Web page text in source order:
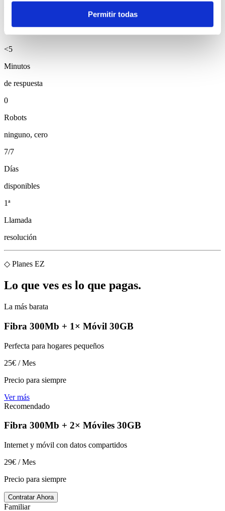
Permitir todas
Personas atendiendo a personas.
<5
Minutos
de respuesta
0
Robots
ninguno, cero
7/7
Días
disponibles
1ª
Llamada
resolución
◇ Planes EZ
Lo que ves es lo que pagas.
La más barata
Fibra 300Mb + 1× Móvil 30GB
Perfecta para hogares pequeños
25€ / Mes
Precio para siempre
Ver más
Recomendado
Fibra 300Mb + 2× Móviles 30GB
Internet y móvil con datos compartidos
29€ / Mes
Precio para siempre
Contratar Ahora
Familiar